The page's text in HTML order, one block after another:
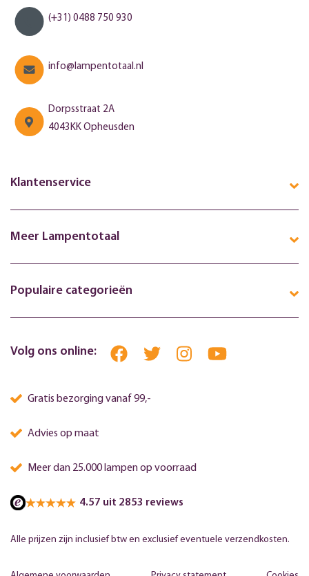
(+31) 0488 750 930
info@lampentotaal.nl
Dorpsstraat 2A
4043KK Opheusden
Klantenservice
Meer Lampentotaal
Populaire categorieën
Volg ons online:
Gratis bezorging vanaf 99,-
Advies op maat
Meer dan 25.000 lampen op voorraad
4.57 uit 2853 reviews
Alle prijzen zijn inclusief btw en exclusief eventuele verzendkosten.